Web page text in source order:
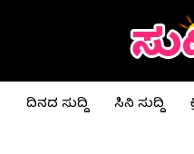
ದಿನದ ಸುದ್ದಿ ಸಿನಿ ಸುದ್ದಿ